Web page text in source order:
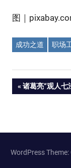
图｜
成功之道 职场
Post
PREVIOUS
POST:
诸葛亮“观人七
WordPress Theme: